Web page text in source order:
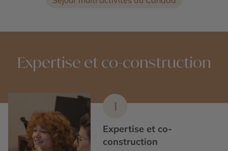
Expertise et co-construction
1
Expertise et co-
construction